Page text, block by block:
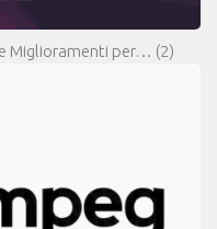
Miglioramenti per… (2)